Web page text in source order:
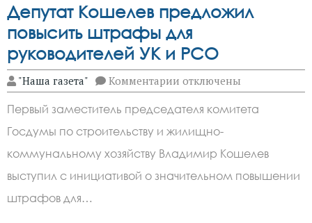
Депутат Кошелев предложил
повысить штрафы для
руководителей УК и РСО
"Наша газета" Комментарии к
записи
Кошелев
предложил
повысить
штрафы
для
руководителей
отключены
Первый заместитель председателя комитета
Госдумы по строительству и жилищно-
коммунальному хозяйству Владимир Кошелев
выступил с инициативой о значительном повышении
штрафов для…